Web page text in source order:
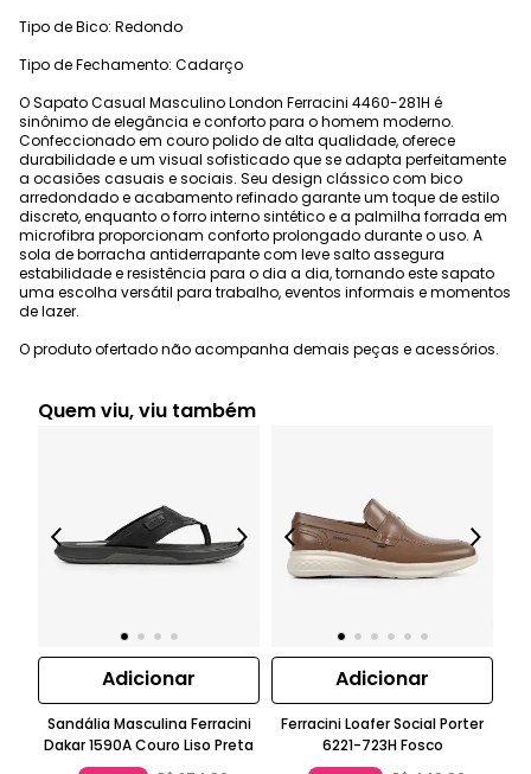
Tipo de Bico: Redondo
Tipo de Fechamento: Cadarço
O Sapato Casual Masculino London Ferracini 4460-281H é
sinônimo de elegância e conforto para o homem moderno.
Confeccionado em couro polido de alta qualidade, oferece
durabilidade e um visual sofisticado que se adapta perfeitamente
a ocasiões casuais e sociais. Seu design clássico com bico
arredondado e acabamento refinado garante um toque de estilo
discreto, enquanto o forro interno sintético e a palmilha forrada em
microfibra proporcionam conforto prolongado durante o uso. A
sola de borracha antiderrapante com leve salto assegura
estabilidade e resistência para o dia a dia, tornando este sapato
uma escolha versátil para trabalho, eventos informais e momentos
de lazer.
O produto ofertado não acompanha demais peças e acessórios.
Quem viu, viu também
Adicionar
Sandália Masculina Ferracini
Dakar 1590A Couro Liso Preta
Adicionar
Ferracini Loafer Social Porter
6221-723H Fosco